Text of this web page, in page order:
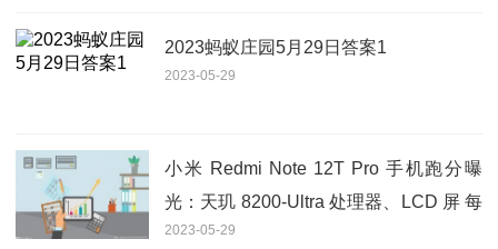
2023蚂蚁庄园5月29日答案1
2023-05-29
小米 Redmi Note 12T Pro 手机跑分曝
光：天玑 8200-Ultra 处理器、LCD 屏 每
日消息
2023-05-29